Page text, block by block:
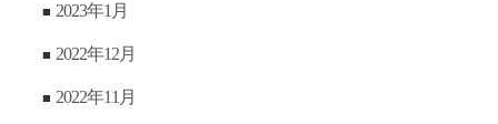
2023年1月
2022年12月
2022年11月